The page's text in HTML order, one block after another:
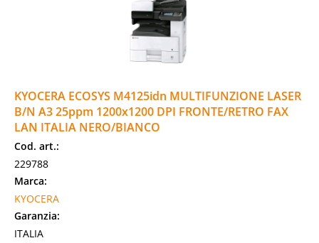
KYOCERA ECOSYS M4125idn MULTIFUNZIONE LASER
B/N A3 25ppm 1200x1200 DPI FRONTE/RETRO FAX
LAN ITALIA NERO/BIANCO
Cod. art.:
229788
Marca:
KYOCERA
Garanzia:
ITALIA